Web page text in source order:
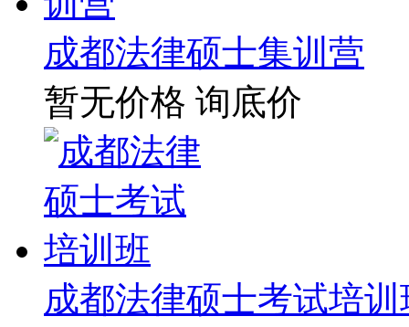
成都法律硕士集训营
暂无价格 询底价
成都法律硕士考试培训